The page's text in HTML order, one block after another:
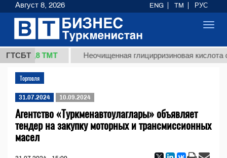
ГТСБТ37,8 ТМТ Неочищенная глицирризиновая кислота
Торговля
31.07.2024 10.09.2024
Агентство «Туркменавтоулаглары» объявляет
тендер на закупку моторных и трансмиссионных
масел
Август 8, 2026 ENG TM РУС